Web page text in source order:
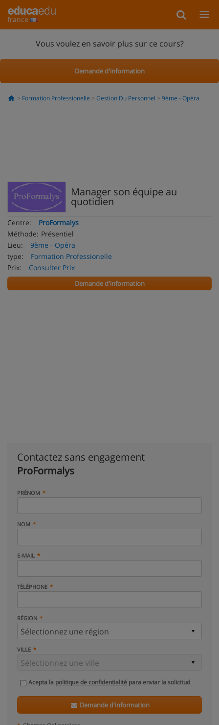
france
Vous voulez en savoir plus sur ce cours?
Demande d'information
Formation Professionelle Gestion Du Personnel 9ème - Opéra
Manager son équipe au
quotidien
Centre:
ProFormalys
Méthode: Présentiel
Lieu:
9ème - Opéra
type:
Formation Professionelle
Prix:
Consulter Prix
Demande d'information
Contactez sans engagement
ProFormalys
PRÉNOM
NOM
E-MAIL
TÉLÉPHONE
RÉGION
VILLE
Acepta la politique de confidentialité para enviar la solicitud
Demande d'information